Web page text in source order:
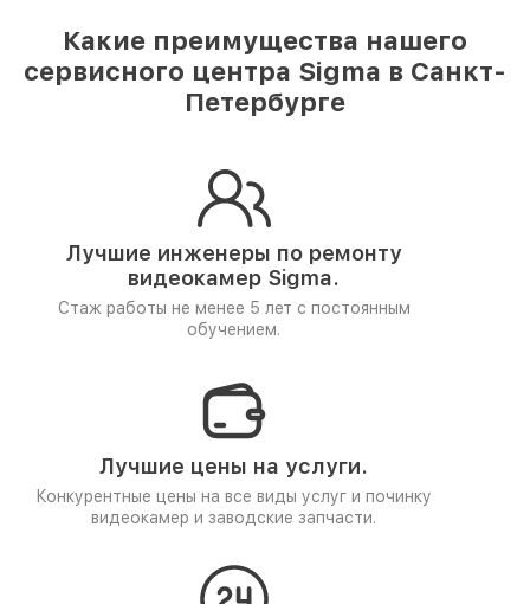
Какие преимущества нашего
сервисного центра Sigma в Санкт-
Петербурге
Лучшие инженеры по ремонту
видеокамер Sigma.
Стаж работы не менее 5 лет с постоянным
обучением.
Лучшие цены на услуги.
Конкурентные цены на все виды услуг и починку
видеокамер и заводские запчасти.